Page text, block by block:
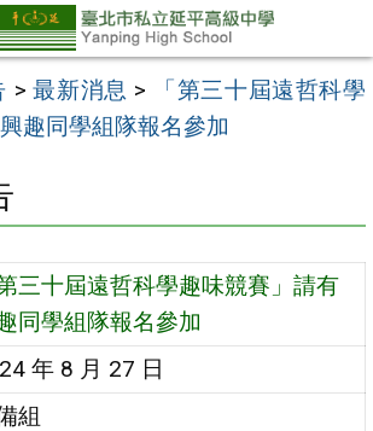
>最新消息 >
「第三十屆遠哲科學
趣同學組隊報名參加
第三十屆遠哲科學趣味競賽」請有
同學組隊報名參加
年 8 月 27 日
組